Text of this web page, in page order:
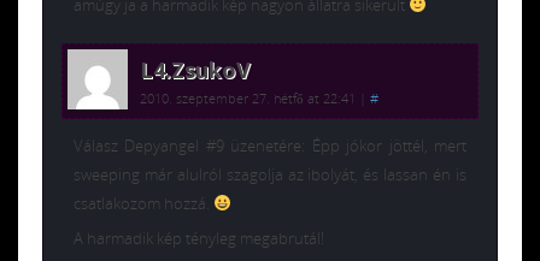
amúgy ja a harmadik kép nagyon állatra sikerült
L4.ZsukoV
2010. szeptember 27. hétfő at 22:41 #
Válasz Depyangel #9 üzenetére: Épp jókor jöttél, mert
sweeping már alulról szagolja az ibolyát, és lassan én is
csatlakozom hozzá.
A harmadik kép tényleg megabrutál!